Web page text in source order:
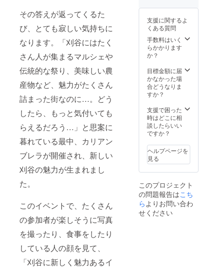
その答えが返ってくるた
び、とても寂しい気持ちに
なります。「刈谷にはたく
さん人が集まるマルシェや
伝統的な祭り、美味しい農
産物など、魅力がたくさん
詰まった街なのに…。どう
したら、もっと気付いても
らえるだろう…」と思案に
暮れている最中、カリアン
ブレラが開催され、新しい
刈谷の魅力が生まれまし
た。
このイベントで、たくさん
の参加者が楽しそうに写真
を撮ったり、食事をしたり
している人の顔を見て、
「刈谷に新しく魅力あるイ
ト ・イ
ンスタ
グラム
で使用
してい
るトッ
・イン
スタグ
ラムの
URL
球） ・
ホーム
ゲーム
観戦チ
ケット
★サッ
ボール
はFC刈
谷のス
ポン
ある
SFIDA
製。全
国高校
カー選
手権の
オフィ
シャル
ターを
務める
ブラン
ドの
サッ
支援に関するよ
くある質問
手数料はいく
らかかります
か？
目標金額に届
かなかった場
合どうなりま
すか？
支援で困った
時はどこに相
談したらいい
ですか？
ヘルプページを
見る
このプロジェクト
の問題報告はこち
らよりお問い合わ
せください